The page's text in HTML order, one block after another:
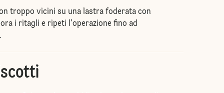
troppo vicini su una lastra foderata con
i ritagli e ripeti l'operazione fino ad